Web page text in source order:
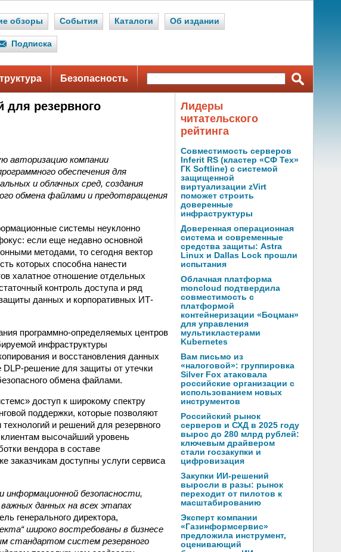
обзоры События Каталоги Об издании
Подписка
Безопасность
для резервного
авторизацию компании
обеспечения для
и облачных сред, создания
обмена файлами и предотвращения
системы неуклонно
если еще недавно основной
методами, то сегодня вектор
которых способна нанести
халатное отношение отдельных
контроль доступа и ряд
данных и корпоративных ИТ-
программно-определяемых центров
инфраструктуры
и восстановления данных
решение для защиты от утечки
обмена файлами.
доступ к широкому спектру
поддержки, которые позволяют
и решений для резервного
высочайший уровень
вендора в составе
заказчикам доступны услуги сервиса
безопасности,
данных на всех этапах
генерального директора,
широко востребованы в бизнесе
стандартом систем резервного
Лидеры
читательского
рейтинга
Совместимость серверов
Inferit RS (кластер «СФ Тех»
ГК Softline) с системой
защищенной
виртуализации zVirt
поможет строить
доверенные
инфраструктуры
Доверенная операционная
система и современные
средства защиты: Astra
Linux и Dallas Lock прошли
испытания
Облачная платформа
moncloud подтвердила
совместимость с
платформой
контейнеризации «Боцман»
для управления
мультикластерами
Kubernetes
Вам письмо из
«налоговой»: группировка
Silver Fox атаковала
российские организации с
использованием новых
инструментов
Российский рынок
серверов и СХД в 2025 году
вырос до 280 млрд рублей:
ключевым драйвером
стали госзакупки и
цифровизация
Закупки ИИ-решений
выросли в разы: рынок
переходит от пилотов к
масштабированию
Эксперт компании
«Газинформсервис»
предложила инструмент,
оценивающий